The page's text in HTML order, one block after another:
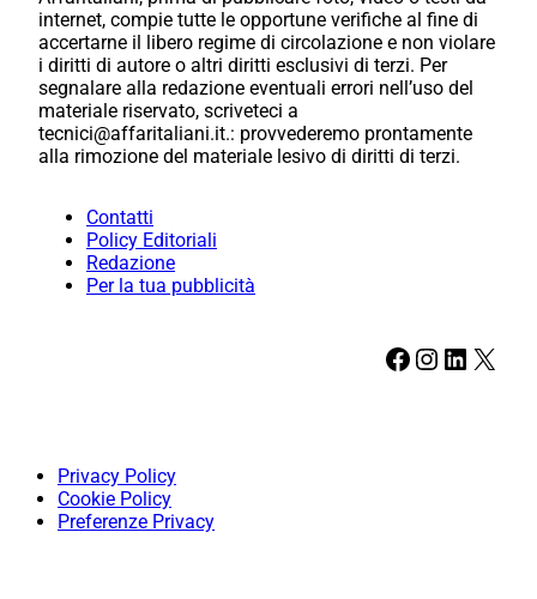
internet, compie tutte le opportune verifiche al fine di
accertarne il libero regime di circolazione e non violare
i diritti di autore o altri diritti esclusivi di terzi. Per
segnalare alla redazione eventuali errori nell’uso del
materiale riservato, scriveteci a
tecnici@affaritaliani.it.: provvederemo prontamente
alla rimozione del materiale lesivo di diritti di terzi.
Contatti
Policy Editoriali
Redazione
Per la tua pubblicità
Facebook Instagram LinkedIn X
Privacy Policy
Cookie Policy
Preferenze Privacy